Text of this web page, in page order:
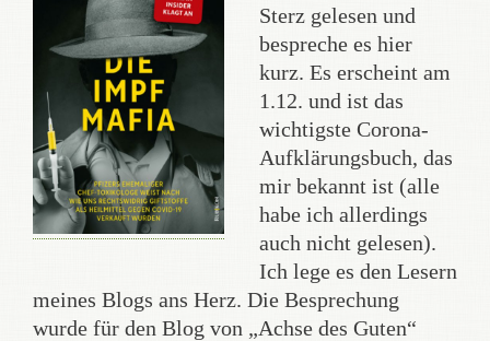
Sterz gelesen und
bespreche es hier
kurz. Es erscheint am
1.12. und ist das
wichtigste Corona-
Aufklärungsbuch, das
mir bekannt ist (alle
habe ich allerdings
auch nicht gelesen).
Ich lege es den Lesern
meines Blogs ans Herz. Die Besprechung
wurde für den Blog von „Achse des Guten“